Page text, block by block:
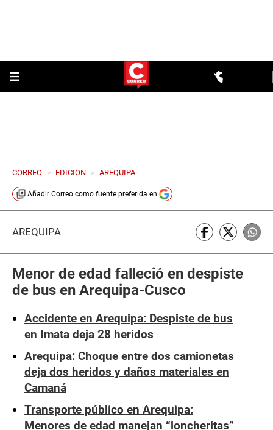
CORREO > EDICION > AREQUIPA
Añadir Correo como fuente preferida en
AREQUIPA
Menor de edad falleció en despiste
de bus en Arequipa-Cusco
Accidente en Arequipa: Despiste de bus
en Imata deja 28 heridos
Arequipa: Choque entre dos camionetas
deja dos heridos y daños materiales en
Camaná
Transporte público en Arequipa:
Menores de edad manejan “loncheritas”